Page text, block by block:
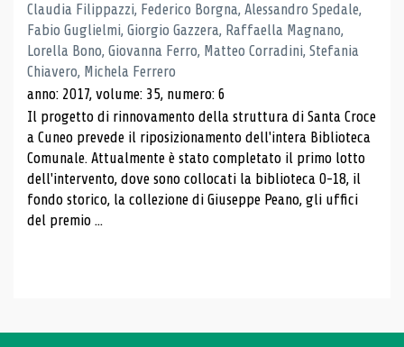
Claudia Filippazzi, Federico Borgna, Alessandro Spedale,
Fabio Guglielmi, Giorgio Gazzera, Raffaella Magnano,
Lorella Bono, Giovanna Ferro, Matteo Corradini, Stefania
Chiavero, Michela Ferrero
anno: 2017, volume: 35, numero: 6
Il progetto di rinnovamento della struttura di Santa Croce
a Cuneo prevede il riposizionamento dell'intera Biblioteca
Comunale. Attualmente è stato completato il primo lotto
dell'intervento, dove sono collocati la biblioteca 0-18, il
fondo storico, la collezione di Giuseppe Peano, gli uffici
del premio ...